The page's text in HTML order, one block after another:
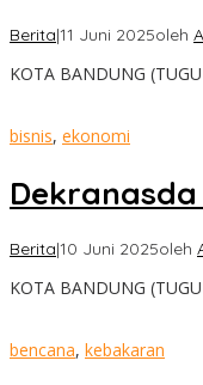
Berita|11 Juni 2025oleh
KOTA BANDUNG
bisnis, ekonomi
Berita|10 Juni 2025oleh
KOTA BANDUNG
bencana, kebakaran